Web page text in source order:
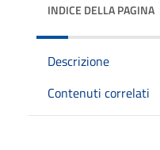
INDICE DELLA PAGINA
Descrizione
Contenuti correlati